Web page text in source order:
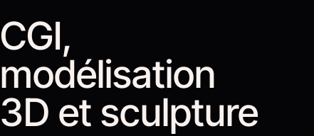
CGI,
modélisation
3D et sculpture